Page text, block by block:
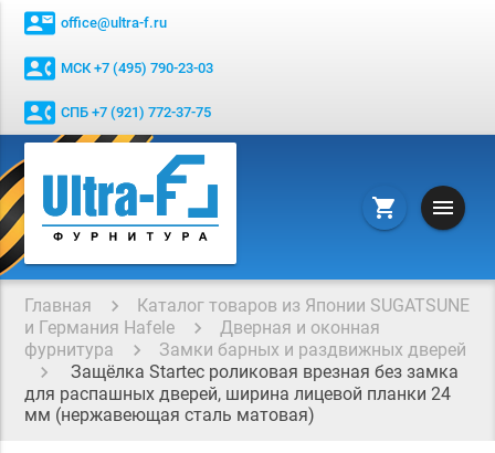
contact_mail office@ultra-f.ru
contact_phone МСК +7 (495) 790-23-03
contact_phone СПБ +7 (921) 772-37-75
shopping_cart menu
Главная
Каталог товаров из Японии SUGATSUNE
и Германия Hafele
Дверная и оконная
фурнитура
Замки барных и раздвижных дверей
Защёлка Startec роликовая врезная без замка
для распашных дверей, ширина лицевой планки 24
мм (нержавеющая сталь матовая)